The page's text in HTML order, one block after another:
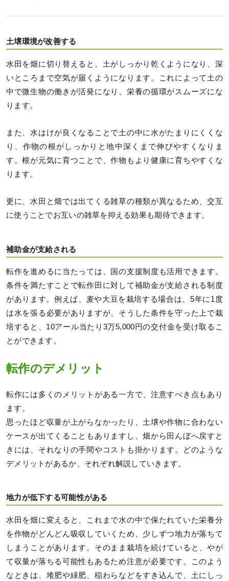
土壌環境が改善する
水田を畑に切り替えると、土がしっかり乾くようになり、深
いところまで空気が届くようになります。これによって土の
中で微生物の働きが活発になり、栄養の循環がスムーズにな
ります。
また、水はけが良くなることで土の中に水がたまりにくくな
り、作物の根がしっかりと地中深くまで伸びやすくなりま
す。根が元気に育つことで、作物もより健康に育ちやすくな
ります。
更に、水田と畑では出てくる雑草の種類が異なるため、交互
に使うことでお互いの雑草を抑える効果も期待できます。
補助金が支給される
転作を進めるに当たっては、国の支援制度も活用できます。
条件を満たすことで転作田に対して補助金が支給される制度
があります。例えば、麦や大豆を栽培する場合は、5年に1度
は水を張る必要がありますが、そうした条件を守った上で栽
培すると、10アール当たり3万5,000円の交付金を受け取るこ
とができます。
転作のデメリット
転作には多くのメリットがある一方で、注意すべき点もあり
ます。
思ったほど収量が上がらなかったり、土壌や作物に合わない
ケースが出てくることもありますし、畑から田んぼへ戻すと
きには、それなりの手間やコストも掛かります。どのような
デメリットがあるか、それぞれ解説していきます。
地力が低下する可能性がある
水田を畑に変えると、これまで水の中で保たれていた栄養分
を作物がどんどん吸収していくため、少しずつ地力が落ちて
しまうことがあります。そのまま栽培を続けていると、やが
て収量が落ちる可能性もあるため注意が必要です。このよう
なときは、堆肥や緑肥、稲わらなどをすき込んで、土にしっ